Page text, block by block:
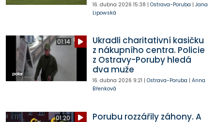
16. dubna 2026 15:38 | Ostrava-Poruba | Jana
Lipowská
01:14
Ukradli charitativní kasičku
z nákupního centra. Policie
z Ostravy-Poruby hledá
dva muže
16. dubna 2026 9:21 | Ostrava-Poruba | Anna
Břenková
01:20
Porubu rozzářily záhony. A